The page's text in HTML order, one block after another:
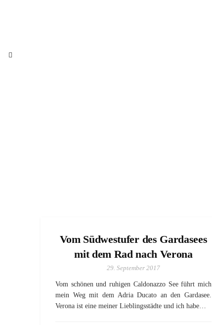
Vom Südwestufer des Gardasees
mit dem Rad nach Verona
29. September 2017
Vom schönen und ruhigen Caldonazzo See führt mich
mein Weg mit dem Adria Ducato an den Gardasee.
Verona ist eine meiner Lieblingsstädte und ich habe…